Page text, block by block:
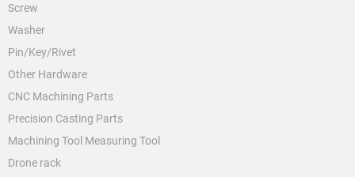
Screw
Washer
Pin/Key/Rivet
Other Hardware
CNC Machining Parts
Precision Casting Parts
Machining Tool Measuring Tool
Drone rack